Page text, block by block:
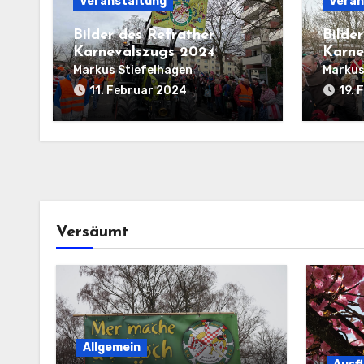
Bilder des Refrather
Karnevalszugs 2024
Markus Stiefelhagen
11. Februar 2024
19.
Versäumt
Allgemein